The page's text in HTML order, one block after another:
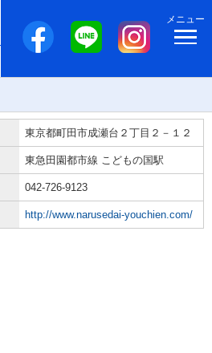
メニュー
東京都町田市成瀬台２丁目２－１２
東急田園都市線 こどもの国駅
042-726-9123
http://www.narusedai-youchien.com/